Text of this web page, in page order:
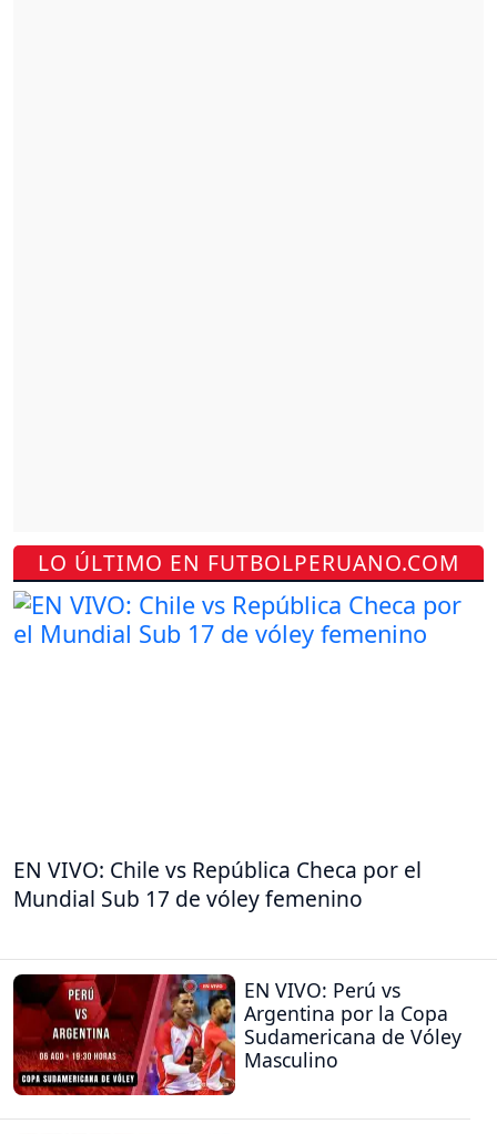
LO ÚLTIMO EN FUTBOLPERUANO.COM
EN VIVO: Chile vs República Checa por el
Mundial Sub 17 de vóley femenino
EN VIVO: Perú vs
Argentina por la Copa
Sudamericana de Vóley
Masculino